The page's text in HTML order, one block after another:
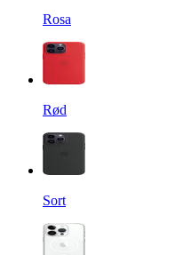
Rosa
Rød
Sort